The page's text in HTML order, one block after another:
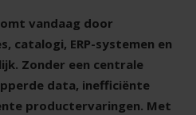
vandaag door
catalogi, ERP-systemen en
Zonder een centrale
data, inefficiënte
productervaringen. Met